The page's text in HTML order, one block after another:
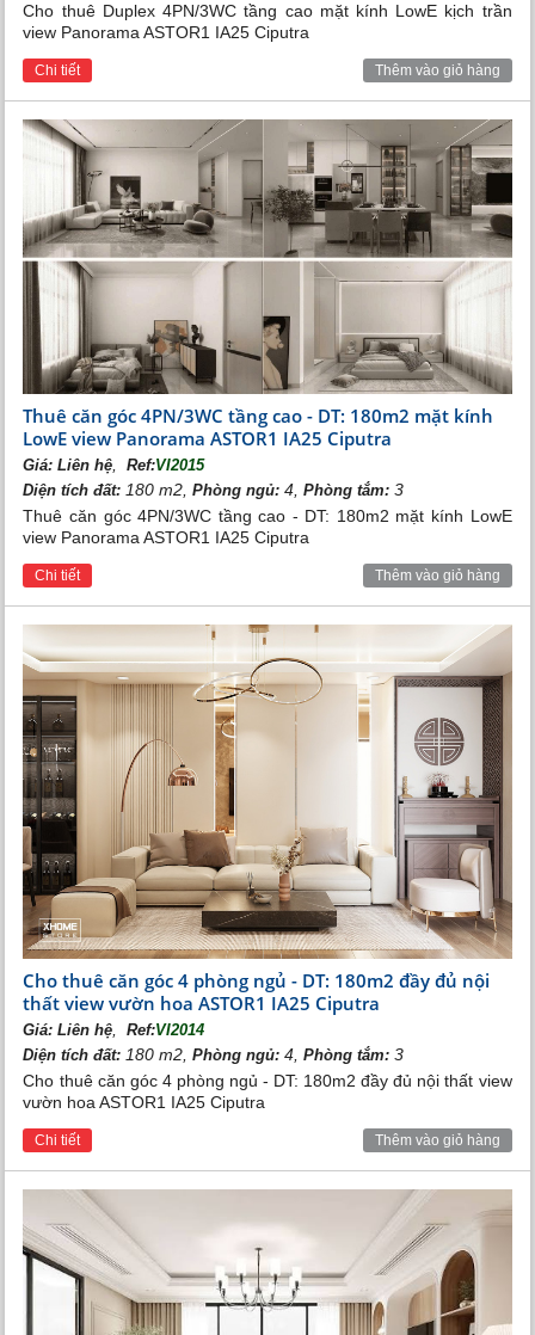
Rạp chiếu phim Platinum Cineplex tại Vincom Center
Long Biên có tổng diện tích lên đến 3.400m2với 7 phòng
chiếu phim và hơn 1.300 chỗ ngồi
Rạp chiếu phim
Hệ thống các sông hồ cùng với cây xanh rộng gần
600.000m2 tạo nên một quần thể kiến trúc xanh, mang
đến không gian sống trong lành và nâng cao sức khỏe
cho người dân sống tại đây.
Thiết kế biệt thự Vinhomes Riverside
Bên trong nhà Vinhomes Riverside
được thiết kế theo
phong cách bán cổ điển, vẻ đẹp sang trọng nhưng
không kém phần hiện đại, toát lên sự độc đáo tinh tế của
căn biệt thự. Các yếu tố hướng nắng, hướng gió, phong
Cho thuê Duplex 4PN/3WC tầng cao mặt kính LowE kịch trần
view Panorama ASTOR1 IA25 Ciputra
Chi tiết Thêm vào giỏ hàng
Thuê căn góc 4PN/3WC tầng cao - DT: 180m2 mặt kính
LowE view Panorama ASTOR1 IA25 Ciputra
Giá:Liên hệ Ref:VI2015
Diện tích đất: 180 m2,Phòng ngủ: 4,Phòng tắm: 3
Thuê căn góc 4PN/3WC tầng cao - DT: 180m2 mặt kính LowE
view Panorama ASTOR1 IA25 Ciputra
Chi tiết Thêm vào giỏ hàng
Cho thuê căn góc 4 phòng ngủ - DT: 180m2 đầy đủ nội
thất view vườn hoa ASTOR1 IA25 Ciputra
Giá:Liên hệ Ref:VI2014
Diện tích đất: 180 m2,Phòng ngủ: 4,Phòng tắm: 3
Cho thuê căn góc 4 phòng ngủ - DT: 180m2 đầy đủ nội thất view
vườn hoa ASTOR1 IA25 Ciputra
Chi tiết Thêm vào giỏ hàng